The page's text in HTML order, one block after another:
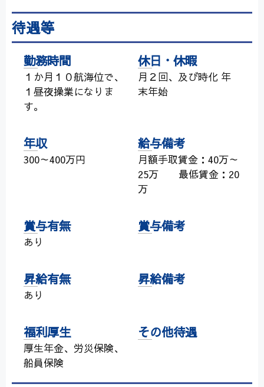
待遇等
勤務時間
１か月１０航海位で、
１昼夜操業になりま
す。
休日・休暇
月２回、及び時化 年
末年始
年収
300～400万円
給与備考
月額手取賃金：40万～
25万 最低賃金：20
万
賞与有無
あり
賞与備考
昇給有無
あり
昇給備考
福利厚生
厚生年金、労災保険、
船員保険
その他待遇